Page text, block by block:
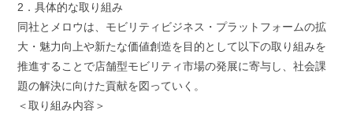
2．具体的な取り組み
同社とメロウは、モビリティビジネス・プラットフォームの拡
大・魅力向上や新たな価値創造を目的として以下の取り組みを
推進することで店舗型モビリティ市場の発展に寄与し、社会課
題の解決に向けた貢献を図っていく。
＜取り組み内容＞